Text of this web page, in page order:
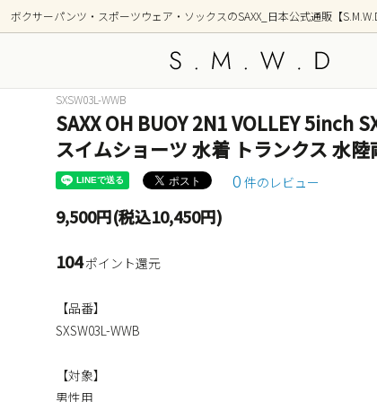
ボクサーパンツ・スポーツウェア・ソックスのSAXX_日本公式通販【
アンダーウェア ト
新着商品 シ
OUTDOOR(アウトドア)
部屋着(ラウンジ / 寝間着）
ポーチ形状別
SXSW03L-WWB
SAXX OH BUOY 2N1 VOLLEY 5inch
スイムショーツ 水着 トランクス 水陸
0 件のレビュー
9,500円(税込10,450円)
104ポイント還元
【品番】
SXSW03L-WWB
【対象】
男性用